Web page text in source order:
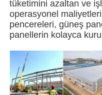
Çelik yapı binası
Çelik Yapı Atölyesi
Çelik yapı deposu
tüketimini azaltan ve
operasyonel
pencereleri, güneş
panellerin kolayca